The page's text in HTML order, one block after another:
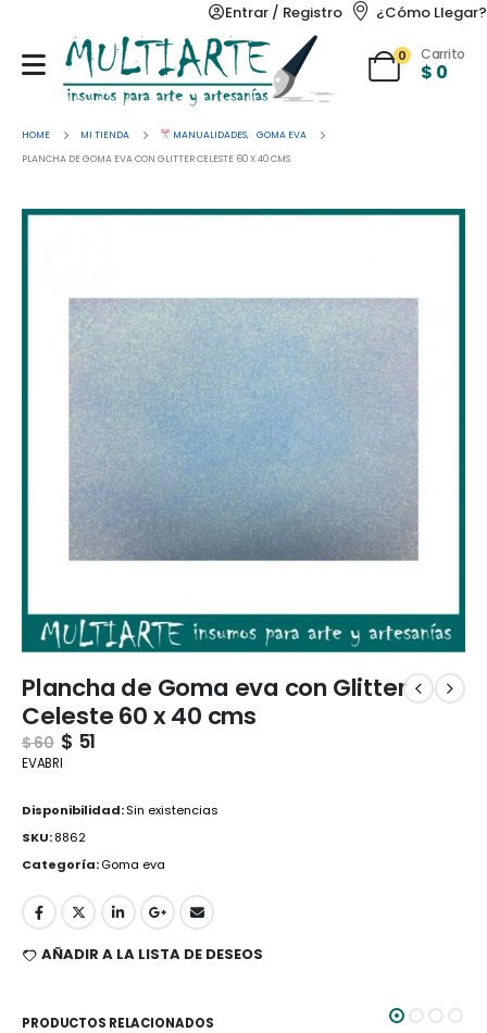
Entrar / Registro ¿Cómo Llegar?
0 Carrito
$ 0
HOME MI TIENDA MANUALIDADES, GOMA EVA
PLANCHA DE GOMA EVA CON GLITTER CELESTE 60 X 40 CMS
Plancha de Goma eva con Glitter
Celeste 60 x 40 cms
$60 $ 51
EVABRI
Disponibilidad:Sin existencias
SKU:8862
Categoría:Goma eva
AÑADIR A LA LISTA DE DESEOS
PRODUCTOS RELACIONADOS